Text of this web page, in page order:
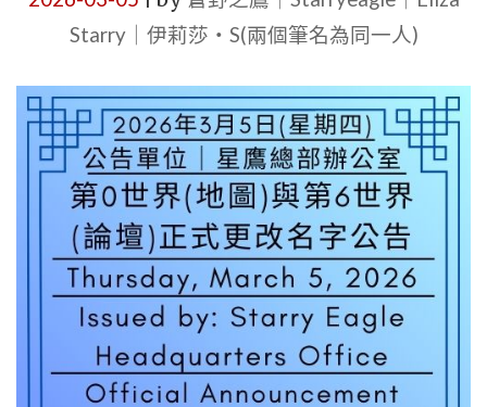
Starry｜伊莉莎・S(兩個筆名為同一人)